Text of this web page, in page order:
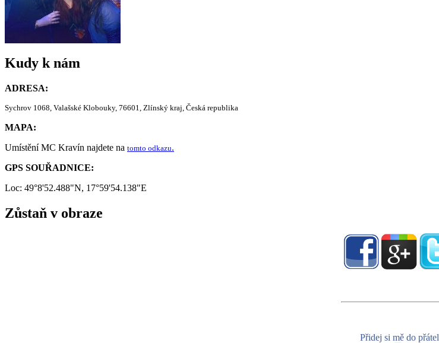
Kudy k nám
ADRESA:
Sychrov 1068, Valašské Klobouky, 76601, Zlínský kraj, Česká republika
MAPA:
Umístění MC Kravín najdete na tomto odkazu.
GPS SOUŘADNICE:
Loc: 49°8'52.488"N, 17°59'54.138"E
Zůstaň v obraze
Přidej si mě do přátel